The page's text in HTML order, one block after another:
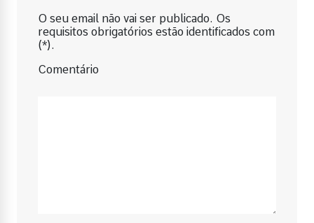
O seu email não vai ser publicado. Os
requisitos obrigatórios estão identificados com
(*).
Comentário